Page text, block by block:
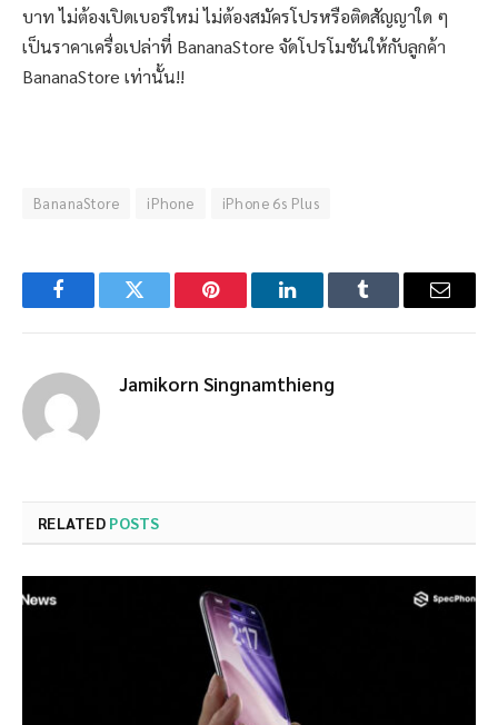
บาท ไม่ต้องเปิดเบอร์ใหม่ ไม่ต้องสมัครโปรหรือติดสัญญาใด ๆ
เป็นราคาเครื่อเปล่าที่ BananaStore จัดโปรโมชันให้กับลูกค้า
BananaStore เท่านั้น!!
BananaStore iPhone iPhone 6s Plus
FacebookTwitter Pinterest LinkedInTumblr Email
Jamikorn Singnamthieng
RELATED POSTS